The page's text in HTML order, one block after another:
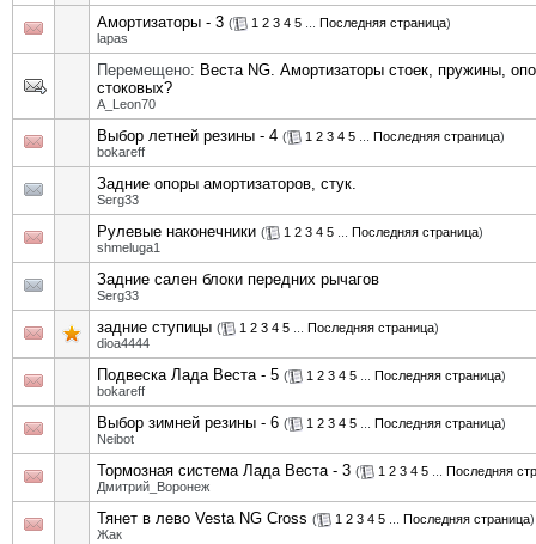
Амортизаторы - 3 ( 1 2 3 4 5 Последняя страница)
lapas
Перемещено: Веста NG. Амортизаторы стоек, пружины,
стоковых?
A_Leon70
Выбор летней резины - 4 ( 1 2 3 4 5 Последняя страница)
bokareff
Задние опоры амортизаторов, стук.
Serg33
Рулевые наконечники ( 1 2 3 4 5 Последняя страница)
shmeluga1
Задние сален блоки передних рычагов
Serg33
задние ступицы ( 1 2 3 4 5 Последняя страница)
dioa4444
Подвеска Лада Веста - 5 ( 1 2 3 4 5 Последняя страница)
bokareff
Выбор зимней резины - 6 ( 1 2 3 4 5 Последняя страница)
Neibot
Тормозная система Лада Веста - 3 ( 1 2 3 4 5
Последняя
Дмитрий_Воронеж
Тянет в лево Vesta NG Cross ( 1 2 3 4 5 Последняя страница)
Жак